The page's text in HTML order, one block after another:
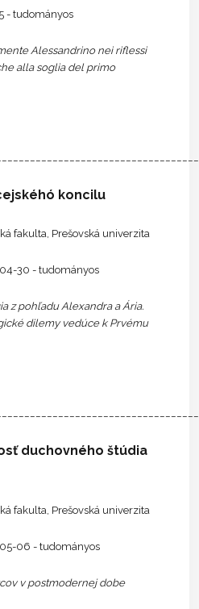
- tudományos
Alessandrino nei riflessi
alla soglia del primo
koncilu
fakulta, Prešovská univerzita
30 - tudományos
z pohľadu Alexandra a Ária.
dilemy vedúce k Prvému
duchovného štúdia
fakulta, Prešovská univerzita
06 - tudományos
v postmodernej dobe